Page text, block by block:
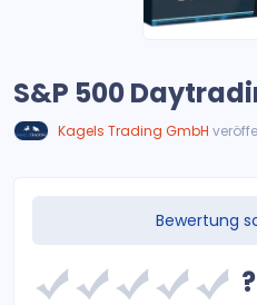
S&P 500
Kagels Trading GmbH
Bewertung
?